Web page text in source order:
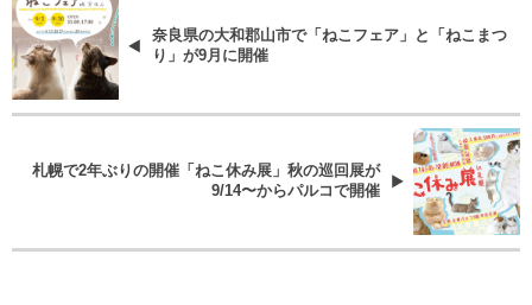
奈良県の大和郡山市で「ねこフェア」と「ねこまつ
り」が9月に開催
札幌で2年ぶりの開催「ねこ休み展」秋の巡回展が
9/14〜からパルコで開催